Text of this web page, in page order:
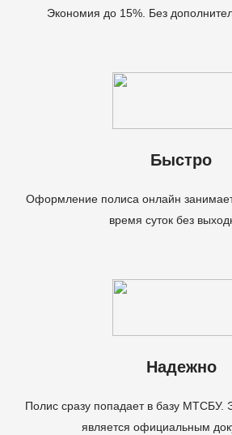
Экономия до 15%. Без
Быстро
Оформление полиса онлайн
время суток без
Надежно
Полис сразу попадает в базу МТСБУ.
является официальным